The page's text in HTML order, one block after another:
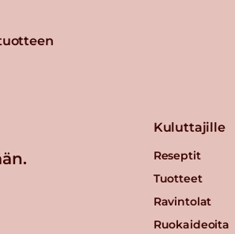
Kuluttajille
Reseptit
Tuotteet
Ravintolat
Ruokaideoita